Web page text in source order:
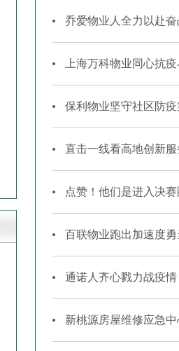
乔爱物业人全力以赴
上海万科物业同心抗
保利物业坚守社区防
直击一线看高地创新
点赞！他们是进入决
百联物业跑出加速度
通诺人齐心戮力战疫
新桃源房屋维修应急